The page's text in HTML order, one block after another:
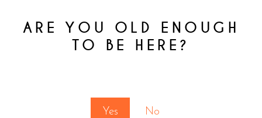
ARE YOU OLD ENOUGH
TO BE HERE?
Yes No
Prix Tester (3 oz)